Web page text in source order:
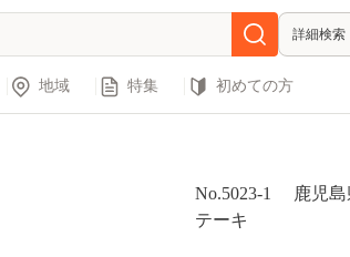
詳細検索
地域 特集 初めての方
No.5023-1 鹿児島
テーキ